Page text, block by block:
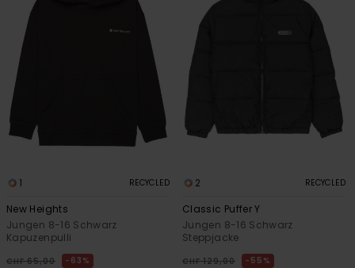
1 RECYCLED
New Heights
Jungen 8-16 Schwarz
Kapuzenpulli
CHF 65,00 63%
2 RECYCLED
Classic Puffer Y
Jungen 8-16 Schwarz
Steppjacke
CHF 129,00 55%